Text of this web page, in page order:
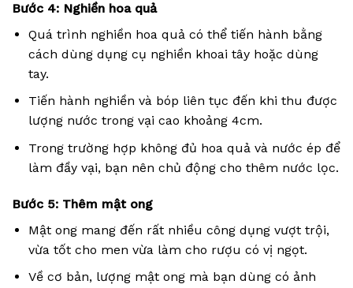
Bước 4: Nghiền hoa quả
Quá trình nghiền hoa quả có thể tiến hành bằng
cách dùng dụng cụ nghiền khoai tây hoặc dùng
tay.
Tiến hành nghiền và bóp liên tục đến khi thu được
lượng nước trong vại cao khoảng 4cm.
Trong trường hợp không đủ hoa quả và nước ép để
làm đầy vại, bạn nên chủ động cho thêm nước lọc.
Bước 5: Thêm mật ong
Mật ong mang đến rất nhiều công dụng vượt trội,
vừa tốt cho men vừa làm cho rượu có vị ngọt.
Về cơ bản, lượng mật ong mà bạn dùng có ảnh